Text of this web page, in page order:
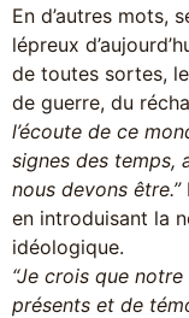
En d’autres mots,
lépreux
de toutes sortes,
de guerre, du
l’écoute de ce
signes des temps,
nous devons être.”
en introduisant la
idéologique.
“Je crois que
présents et de